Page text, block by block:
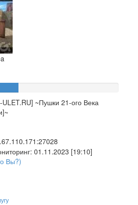
ULET.RU] ~Пушки 21-ого Века
01.11.2023 [19:10]
Вы?)